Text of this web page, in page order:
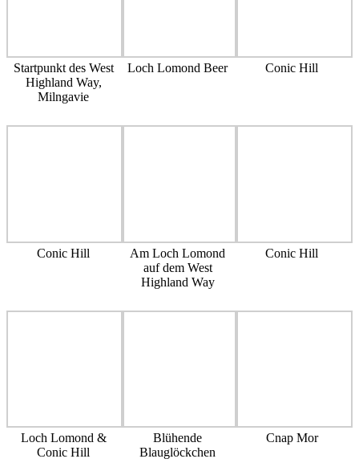
Startpunkt des West
Highland Way,
Milngavie
Loch Lomond Beer Conic Hill
Conic Hill
Am Loch Lomond
auf dem West
Highland Way
Conic Hill
Loch Lomond &
Conic Hill
Blühende
Blauglöckchen
Cnap Mor